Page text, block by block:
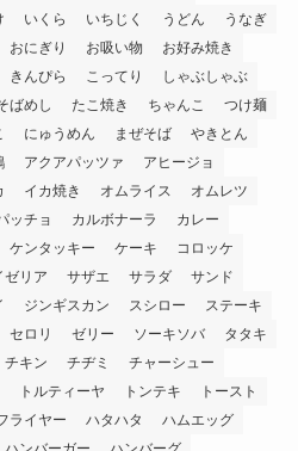
いくら いちじく うどん
うなぎ
おにぎり お吸い物
お好み焼き
きんぴら こってり
しゃぶしゃぶ
ばめし たこ焼き ちゃんこ
つけ麺
にゅうめん まぜそば
やきとん
アクアパッツァ
アヒージョ
イカ焼き オムライス
オムレツ
ッチョ カルボナーラ
カレー
ケンタッキー ケーキ
コロッケ
ゼリア サザエ サラダ
サンド
ジンギスカン スシロー
ステーキ
セロリ ゼリー ソーキソバ
タタキ
チキン チヂミ
チャーシュー
トルティーヤ トンテキ
トースト
ライヤー ハタハタ
ハムエッグ